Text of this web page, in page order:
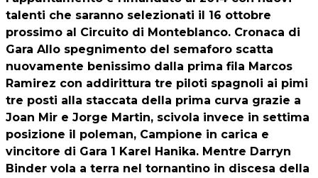
talenti che saranno selezionati il 16 ottobre
prossimo al Circuito di Monteblanco. Cronaca di
Gara Allo spegnimento del semaforo scatta
nuovamente benissimo dalla prima fila Marcos
Ramirez con addirittura tre piloti spagnoli ai pimi
tre posti alla staccata della prima curva grazie a
Joan Mir e Jorge Martin, scivola invece in settima
posizione il poleman, Campione in carica e
vincitore di Gara 1 Karel Hanika. Mentre Darryn
Binder vola a terra nel tornantino in discesa della